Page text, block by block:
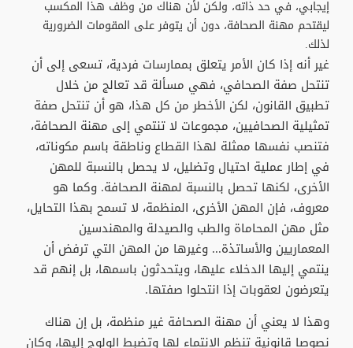
إيجابي، في حد ذاته، ولكن لأن هناك من وظف هذا المكسب
ليقتحم مهنة الصحافة، دون أن يتوفر على المقومات الضرورية
لذلك.
غير أنه إذا كان الأمر يتعلق بممارسات فردية، تسعى إلى أن
تنتحل صفة الصحافي، فهي مسألة قد تعالج من خلال
تطبيق القانون، لكن الأخطر من كل هذا، هو أن تنتحل صفة
تمثيلية الصحافيين، مجموعات لا تنتمي إلى مهنة الصحافة،
فتنصب نفسها ممثلة لهذا القطاع وناطقة باسم مكوناته،
في إطار عملية احتيال وتضليل، لا يحصل بالنسبة للمهن
الأخرى، لكنها تحصل بالنسبة لمهنة الصحافة. وكما هو
معروف، فإن المهن الأخرى، المنظمة، لا تسمح بهذا التحايل،
مثل مهن المحاماة والطب والصيدلة والمهندسين
المعماريين والأساتذة... وغيرها من المهن التي ترفض أن
ينتمي إليها الدخلاء عليها، ويتحدثون باسمها، بل إنهم قد
يتعرضون لعقوبات إذا انتحلوا صفتها.
وهذا لا يعني أن مهنة الصحافة غير منظمة، بل إن هناك
نصوصا قانونية تنظم الانتماء لها وتضبط الولوج إليها، وكان